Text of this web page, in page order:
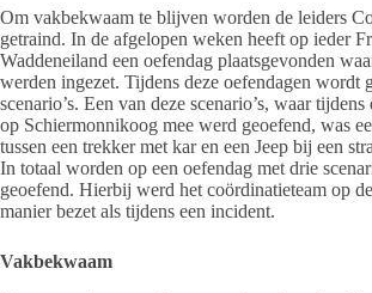
Om vakbekwaam te blijven worden de leiders
getraind. In de afgelopen weken heeft op ieder
Waddeneiland een oefendag plaatsgevonden
werden ingezet. Tijdens deze oefendagen wordt
scenario’s. Een van deze scenario’s, waar tijdens
op Schiermonnikoog mee werd geoefend, was
tussen een trekker met kar en een Jeep bij een
In totaal worden op een oefendag met drie
geoefend. Hierbij werd het coördinatieteam op
manier bezet als tijdens een incident.
Vakbekwaam